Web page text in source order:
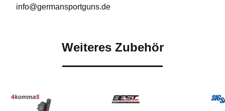
info@germansportguns.de
Weiteres Zubehör